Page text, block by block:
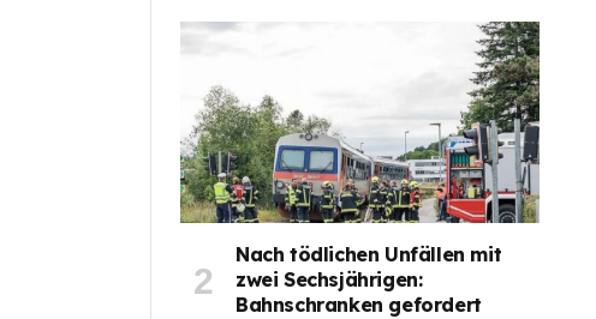
Nach tödlichen Unfällen mit
zwei Sechsjährigen:
Bahnschranken gefordert